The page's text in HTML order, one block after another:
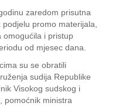
zaredom prisutna
promo materijala,
omogućila i pristup
od mjesec dana.
su se obratili
sudija Republike
Visokog sudskog i
pomoćnik ministra